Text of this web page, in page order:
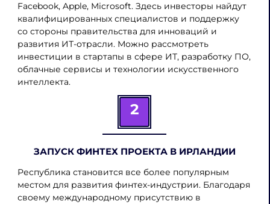
Facebook, Apple, Microsoft. Здесь инвесторы найдут
квалифицированных специалистов и поддержку
со стороны правительства для инноваций и
развития ИТ-отрасли. Можно рассмотреть
инвестиции в стартапы в сфере ИТ, разработку ПО,
облачные сервисы и технологии искусственного
интеллекта.
2
ЗАПУСК ФИНТЕХ ПРОЕКТА В ИРЛАНДИИ
Республика становится все более популярным
местом для развития финтех-индустрии. Благодаря
своему международному присутствию в